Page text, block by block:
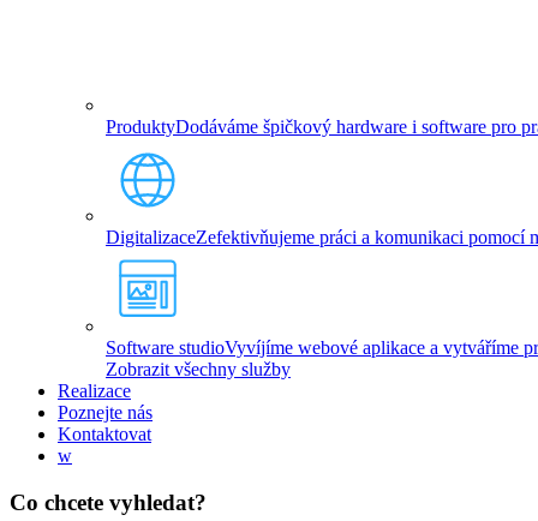
ProduktyDodáváme špičkový hardware i software pro
DigitalizaceZefektivňujeme práci a komunikaci pomocí
Software studioVyvíjíme webové aplikace a vytváříme
Zobrazit všechny služby
Realizace
Poznejte nás
Kontaktovat
w
Co chcete vyhledat?